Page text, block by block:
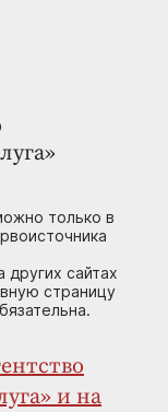
только в
других сайтах
страницу
и на